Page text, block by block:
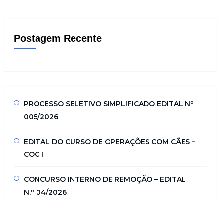
Postagem Recente
PROCESSO SELETIVO SIMPLIFICADO EDITAL Nº
005/2026
EDITAL DO CURSO DE OPERAÇÕES COM CÃES –
COC I
CONCURSO INTERNO DE REMOÇÃO – EDITAL
N.º 04/2026